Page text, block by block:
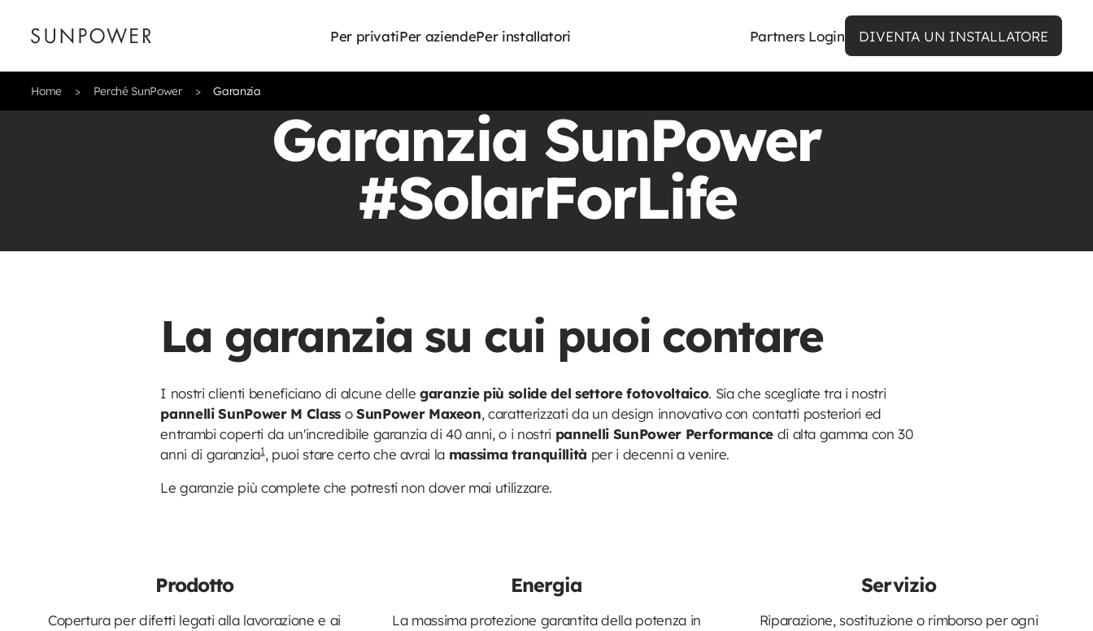
Per privatiPer aziendePer installatori Partners Login DIVENTA UN INSTALLATORE
Home Perché SunPower Garanzia
Garanzia SunPower
#SolarForLife
La garanzia su cui puoi contare
I nostri clienti beneficiano di alcune dellegaranzie più solide del settore fotovoltaico. Sia che scegliate tra i nostri
pannelli SunPower M ClassoSunPower Maxeon, caratterizzati da un design innovativo con contatti posteriori ed
entrambi coperti da un'incredibile garanzia di 40 anni, o i nostri pannelli SunPower Performancedi alta gamma con 30
anni di garanzia1, puoi stare certo che avrai la massima tranquillità per i decenni a venire.
Le garanzie più complete che potresti non dover mai utilizzare.
Prodotto
Copertura per difetti legati alla lavorazione e ai
Energia
La massima protezione garantita della potenza in
Servizio
Riparazione, sostituzione o rimborso per ogni